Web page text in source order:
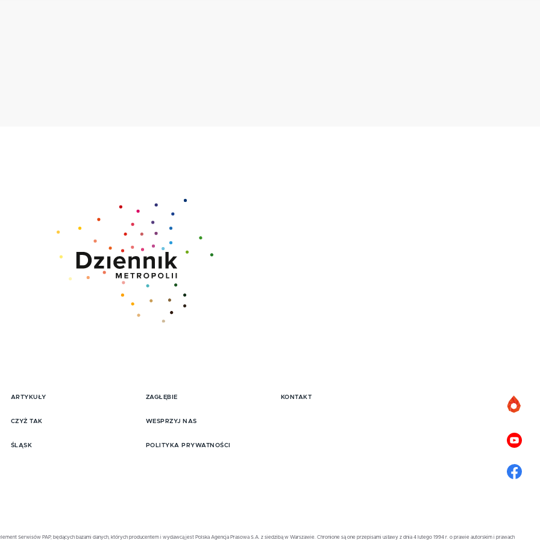
się do Newslttera
ARTYKUŁY
CZYŻ TAK
ŚLĄSK
ZAGŁĘBIE
WESPRZYJ NAS
POLITYKA PRYWATNOŚCI
KONTAKT
Serwisów PAP, będących bazami danych, których producentem i wydawcą jest Polska Agencja Prasowa S.A. z siedzibą w Warszawie. Chronione są one przepisami ustawy z dnia 4 lutego 1994 r. o prawie autorskim i prawach